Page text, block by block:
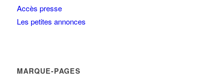
Accès presse
Les petites annonces
MARQUE-PAGES